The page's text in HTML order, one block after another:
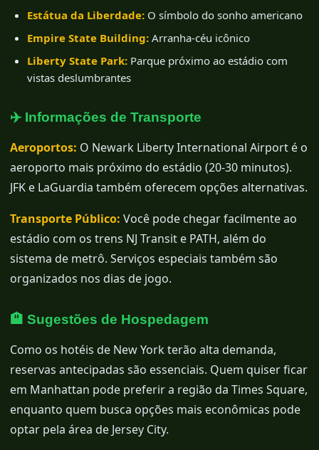
Estátua da Liberdade: O símbolo do sonho americano
Empire State Building: Arranha-céu icônico
Liberty State Park: Parque próximo ao estádio com
vistas deslumbrantes
✈️ Informações de Transporte
Aeroportos: O Newark Liberty International Airport é o
aeroporto mais próximo do estádio (20-30 minutos).
JFK e LaGuardia também oferecem opções alternativas.
Transporte Público: Você pode chegar facilmente ao
estádio com os trens NJ Transit e PATH, além do
sistema de metrô. Serviços especiais também são
organizados nos dias de jogo.
🏨 Sugestões de Hospedagem
Como os hotéis de New York terão alta demanda,
reservas antecipadas são essenciais. Quem quiser ficar
em Manhattan pode preferir a região da Times Square,
enquanto quem busca opções mais econômicas pode
optar pela área de Jersey City.